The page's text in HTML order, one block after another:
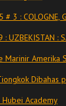
# 3 : COLOGNE,
UZBEKISTAN :
Marinir Amerika
Dibahas
Academy